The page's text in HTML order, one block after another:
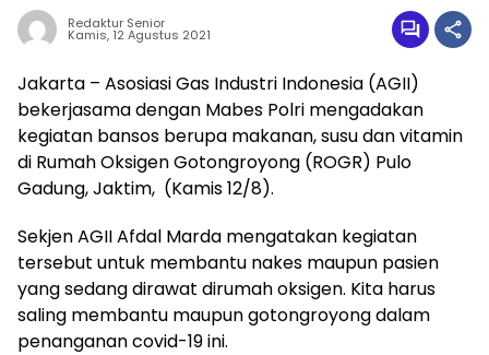
Redaktur Senior
Kamis, 12 Agustus 2021
Jakarta – Asosiasi Gas Industri Indonesia (AGII)
bekerjasama dengan Mabes Polri mengadakan
kegiatan bansos berupa makanan, susu dan vitamin
di Rumah Oksigen Gotongroyong (ROGR) Pulo
Gadung, Jaktim, (Kamis 12/8).
Sekjen AGII Afdal Marda mengatakan kegiatan
tersebut untuk membantu nakes maupun pasien
yang sedang dirawat dirumah oksigen. Kita harus
saling membantu maupun gotongroyong dalam
penanganan covid-19 ini.